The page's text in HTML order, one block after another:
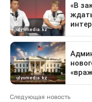
Следующая новость